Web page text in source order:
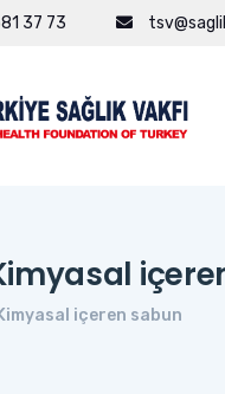
37 73
Kimyasal içeren sabun